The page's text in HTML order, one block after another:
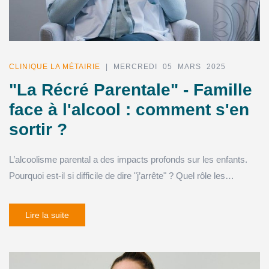
CLINIQUE LA MÉTAIRIE | MERCREDI 05 MARS 2025
"La Récré Parentale" - Famille
face à l'alcool : comment s'en
sortir ?
L’alcoolisme parental a des impacts profonds sur les enfants.
Pourquoi est-il si difficile de dire "j’arrête" ? Quel rôle les…
Lire la suite